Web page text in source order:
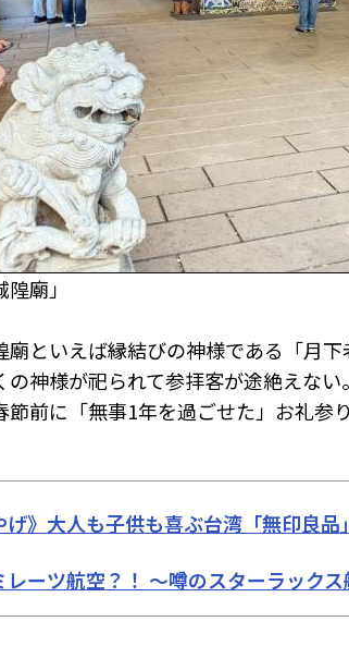
廟」
廟といえば縁結びの神様である「月下
神様が祀られて参拝客が途絶えない。
節前に「無事1年を過ごせた」お礼参
げ》大人も子供も喜ぶ台湾「無印良
レーツ航空？！ ～噂のスターラック